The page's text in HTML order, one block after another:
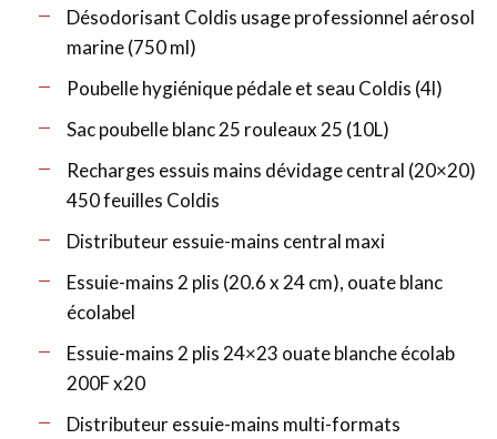
Désodorisant Coldis usage professionnel aérosol
marine (750 ml)
Poubelle hygiénique pédale et seau Coldis (4l)
Sac poubelle blanc 25 rouleaux 25 (10L)
Recharges essuis mains dévidage central (20×20)
450 feuilles Coldis
Distributeur essuie-mains central maxi
Essuie-mains 2 plis (20.6 x 24 cm), ouate blanc
écolabel
Essuie-mains 2 plis 24×23 ouate blanche écolab
200F x20
Distributeur essuie-mains multi-formats